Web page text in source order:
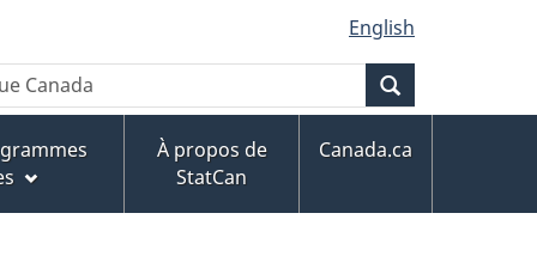
English
À propos de
StatCan
Canada.ca